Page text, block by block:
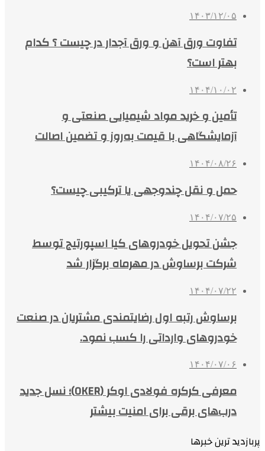
۱۴۰۳/۱۲/۰۵
تفاوت ورق آهن و ورق آجدار در چیست ؟ کدام
بهتر است؟
۱۴۰۴/۱۰/۰۲
تأمین و خرید مواد شیمیایی صنعتی و
آزمایشگاهی با قیمت به‌روز و تضمین اصالت
۱۴۰۴/۰۸/۲۶
حمل و نقل چندوجهی یا ترکیبی چیست؟
۱۴۰۴/۰۷/۲۵
جشن تحویل خودروهای کیا اسپورتیج توسط
شرکت برساوش در مهرماه برگزار شد
۱۴۰۴/۰۷/۲۲
برساوش رتبه اول رضایتمندی مشتریان در صنعت
خودروهای وارداتی را کسب نمود.
۱۴۰۴/۰۷/۰۶
معرفی کرکره فولادی اوکر (OKER)؛ نسل جدید
درب‌های برقی برای امنیت بیشتر
پربازدید ترین خبرها